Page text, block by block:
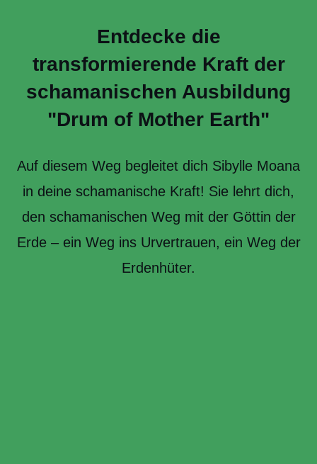
Entdecke die
transformierende Kraft der
schamanischen Ausbildung
"Drum of Mother Earth"
Auf diesem Weg begleitet dich Sibylle Moana
in deine schamanische Kraft! Sie lehrt dich,
den schamanischen Weg mit der Göttin der
Erde – ein Weg ins Urvertrauen, ein Weg der
Erdenhüter.